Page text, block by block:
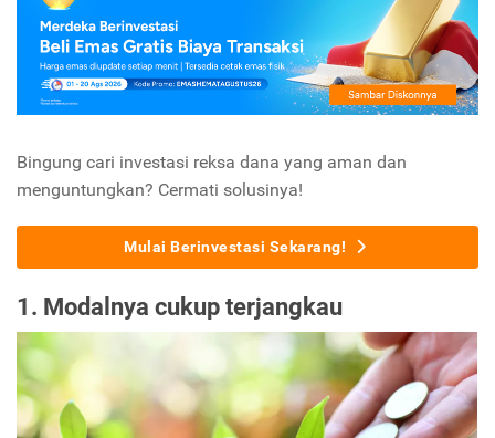
Bingung cari investasi reksa dana yang aman dan
menguntungkan? Cermati solusinya!
Mulai Berinvestasi Sekarang!
1. Modalnya cukup terjangkau